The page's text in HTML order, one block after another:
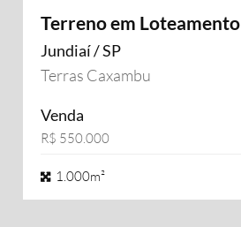
Terreno em Loteamento
Jundiaí / SP
Terras Caxambu
Venda
R$ 550.000
1.000m²